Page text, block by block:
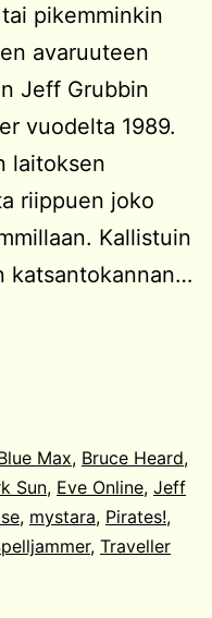
pikemminkin
avaruuteen
Jeff Grubbin
vuodelta 1989.
laitoksen
riippuen joko
Kallistuin
katsantokannan…
Max, Bruce Heard,
Sun, Eve Online, Jeff
, mystara, Pirates!,
, Traveller